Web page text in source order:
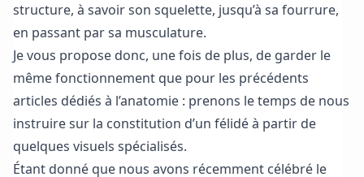
structure, à savoir son squelette, jusqu’à sa fourrure,
en passant par sa musculature.
Je vous propose donc, une fois de plus, de garder le
même fonctionnement que pour les précédents
articles dédiés à l’anatomie : prenons le temps de nous
instruire sur la constitution d’un félidé à partir de
quelques visuels spécialisés.
Étant donné que nous avons récemment célébré le